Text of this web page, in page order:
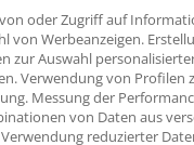
ist mit wenigen
des
Analysen,
Interviews und
auf alle
oder Zugriff auf
von Werbeanzeigen.
zur Auswahl
Verwendung von Profilen
Messung der
von Daten aus
reduzierter